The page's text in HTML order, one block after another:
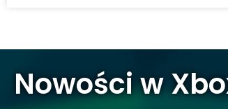
Nowości w